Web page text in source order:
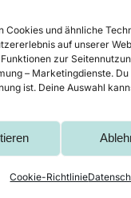
Cookies und ähnliche
auf unserer
zur
– Marketingdienste.
ist. Deine Auswahl
Cookie-Richtlinie
Begeisterung für
– das Team
teilt seine